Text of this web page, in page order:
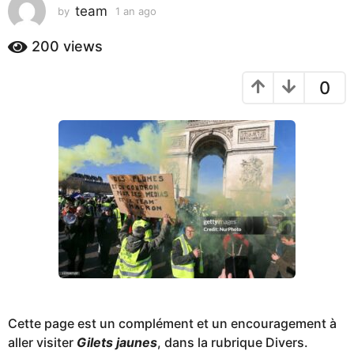
o
1
a
by team 1 an ago
200 views
0
Cette page est un complément et un encouragement à
aller visiter Gilets jaunes, dans la rubrique Divers.